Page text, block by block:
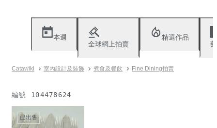
本週
全球網上拍賣
精選作品
Catawiki 室內設計及裝飾 煮食及餐飲 Fine Dining拍賣
編號 104478624
已出售